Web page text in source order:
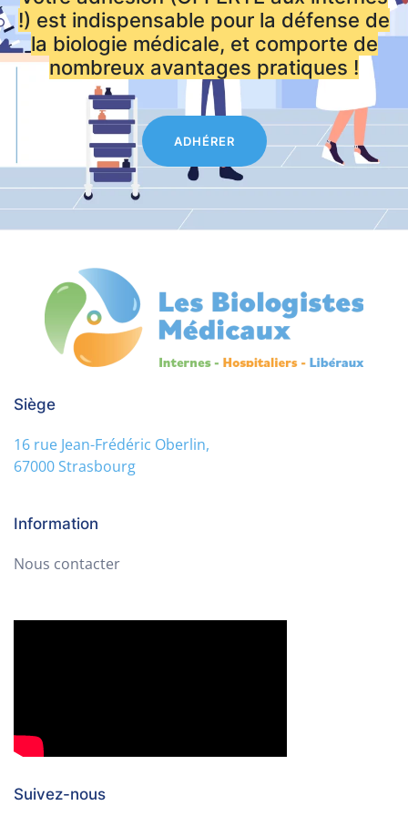
!) est indispensable pour la défense de
la biologie médicale, et comporte de
nombreux avantages pratiques !
ADHÉRER
Siège
16 rue Jean-Frédéric Oberlin,
67000 Strasbourg
Information
Nous contacter
Suivez-nous